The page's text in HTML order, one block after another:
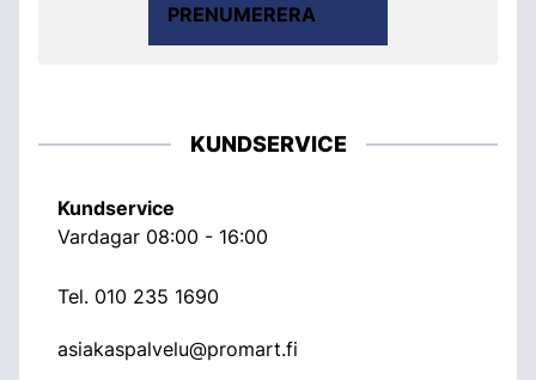
PRENUMERERA
KUNDSERVICE
Kundservice
Vardagar 08:00 - 16:00
Tel. 010 235 1690
asiakaspalvelu@promart.fi